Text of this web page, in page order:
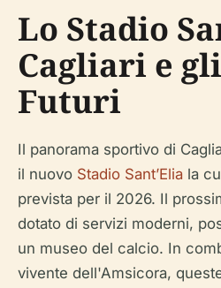
Lo Stadio
Cagliari e
Futuri
Il panorama sportivo di
il nuovo Stadio Sant’Elia la
prevista per il 2026. Il
dotato di servizi moderni,
un museo del calcio. In
vivente dell'Amsicora,